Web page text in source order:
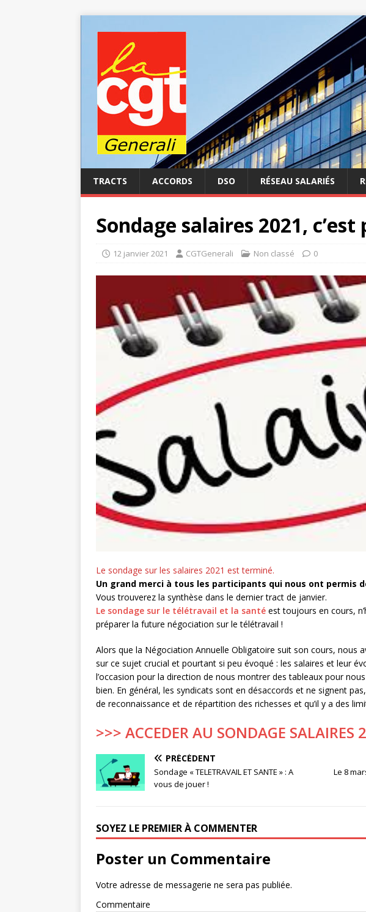
TRACTS ACCORDS DSO RÉSEAU SALARIÉS
Sondage salaires 2021, c’est
12 janvier 2021 CGTGenerali Non classé 0
Le sondage sur les salaires 2021 est terminé.
Un grand merci à tous les participants qui nous ont permis
Vous trouverez la synthèse dans le dernier tract de janvier.
Le sondage sur le télétravail et la santé est toujours en cours,
préparer la future négociation sur le télétravail !
Alors que la Négociation Annuelle Obligatoire suit son cours, nous
sur ce sujet crucial et pourtant si peu évoqué : les salaires et leur
l’occasion pour la direction de nous montrer des tableaux pour
bien. En général, les syndicats sont en désaccords et ne signent
de reconnaissance et de répartition des richesses et qu’il y a des
>>> ACCEDER AU SONDAGE SALAIRES
PRÉCÉDENT
Sondage « TELETRAVAIL ET SANTE » : A
vous de jouer !
Le 8
SOYEZ LE PREMIER À COMMENTER
Poster un Commentaire
Votre adresse de messagerie ne sera pas publiée.
Commentaire